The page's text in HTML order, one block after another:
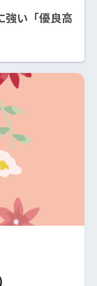
強い「優良高